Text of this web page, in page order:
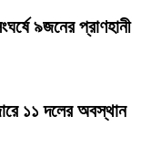
৯জনের প্রাণহানী
১১ দলের অবস্থান